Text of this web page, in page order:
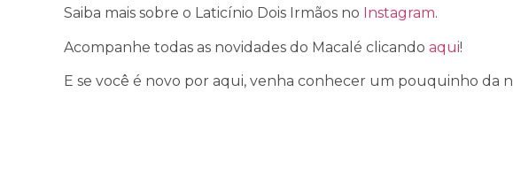
Saiba mais sobre o Laticínio Dois Irmãos no Instagram.
Acompanhe todas as novidades do Macalé clicando aqui!
E se você é novo por aqui, venha conhecer um pouquinho da